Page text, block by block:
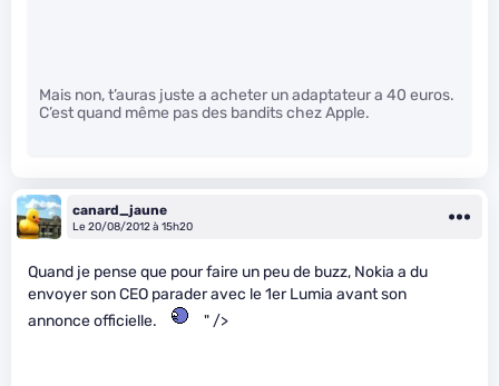
Mais non, t’auras juste a acheter un adaptateur a 40 euros.
C’est quand même pas des bandits chez Apple.
canard_jaune
Le 20/08/2012 à 15h20
Quand je pense que pour faire un peu de buzz, Nokia a du
envoyer son CEO parader avec le 1er Lumia avant son
annonce officielle.
" />